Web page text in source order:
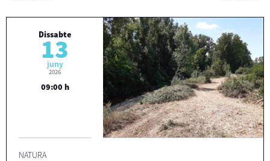
Dissabte
13
juny
2026
09:00 h
NATURA